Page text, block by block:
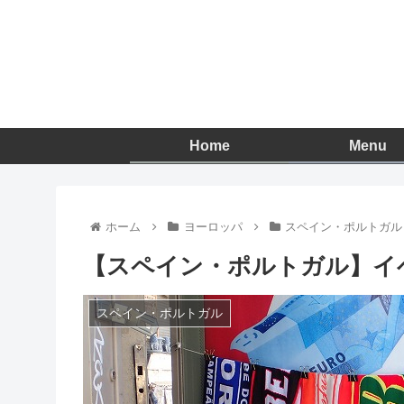
Home Menu
ホーム ヨーロッパ スペイン・ポルトガル
【スペイン・ポルトガル】
スペイン・ポルトガル